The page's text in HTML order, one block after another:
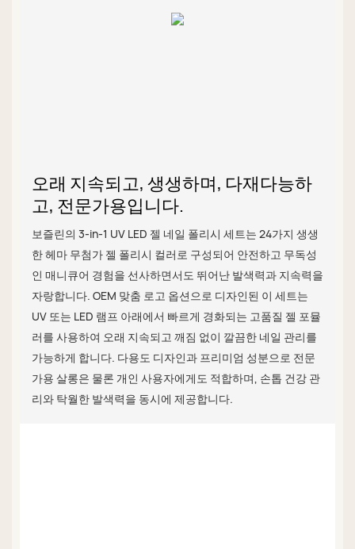
오래 지속되고, 생생하며, 다재다능하
고, 전문가용입니다.
보즐린의 3-in-1 UV LED 젤 네일 폴리시 세트는 24가지 생생
한 헤마 무첨가 젤 폴리시 컬러로 구성되어 안전하고 무독성
인 매니큐어 경험을 선사하면서도 뛰어난 발색력과 지속력을
자랑합니다. OEM 맞춤 로고 옵션으로 디자인된 이 세트는
UV 또는 LED 램프 아래에서 빠르게 경화되는 고품질 젤 포뮬
러를 사용하여 오래 지속되고 깨짐 없이 깔끔한 네일 관리를
가능하게 합니다. 다용도 디자인과 프리미엄 성분으로 전문
가용 살롱은 물론 개인 사용자에게도 적합하며, 손톱 건강 관
리와 탁월한 발색력을 동시에 제공합니다.